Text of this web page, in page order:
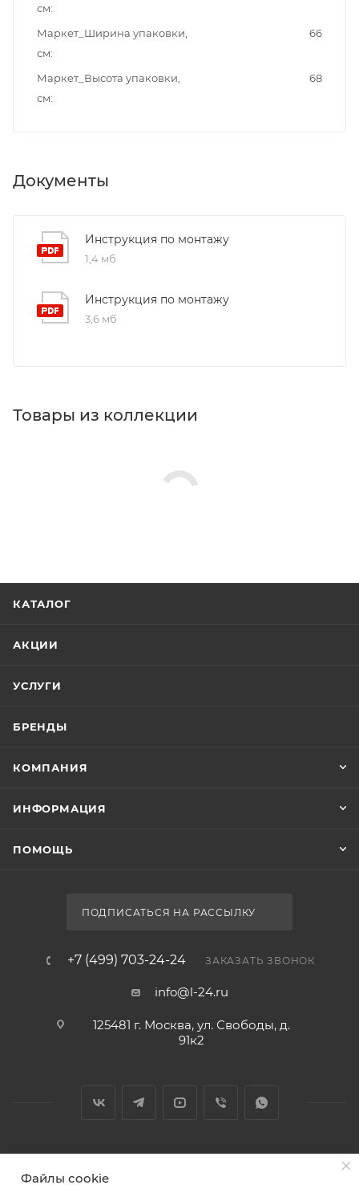
см
Маркет_Ширина упаковки,
см
66
Маркет_Высота упаковки,
см
68
Документы
Инструкция по монтажу
1,4 мб
Инструкция по монтажу
3,6 мб
Товары из коллекции
КАТАЛОГ
АКЦИИ
УСЛУГИ
БРЕНДЫ
КОМПАНИЯ
ИНФОРМАЦИЯ
ПОМОЩЬ
ПОДПИСАТЬСЯ НА РАССЫЛКУ
+7 (499) 703-24-24 ЗАКАЗАТЬ ЗВОНОК
info@l-24.ru
125481 г. Москва, ул. Свободы, д.
91к2
Файлы cookie